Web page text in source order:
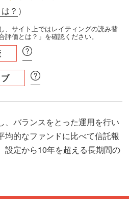
？ ）
、サイト上ではレイティングの読み替
価とは？」を確認ください。
、バランスをとった運用を行い
均的なファンドに比べて信託報
設定から10年を超える長期間の